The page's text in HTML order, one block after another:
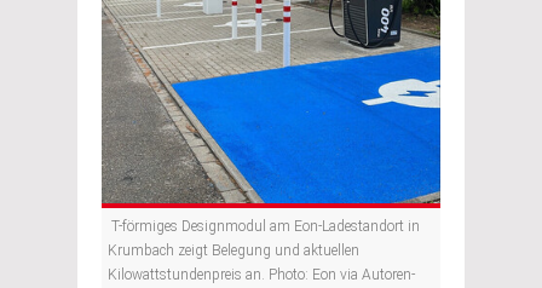
T-förmiges Designmodul am Eon-Ladestandort in
Krumbach zeigt Belegung und aktuellen
Kilowattstundenpreis an. Photo: Eon via Autoren-